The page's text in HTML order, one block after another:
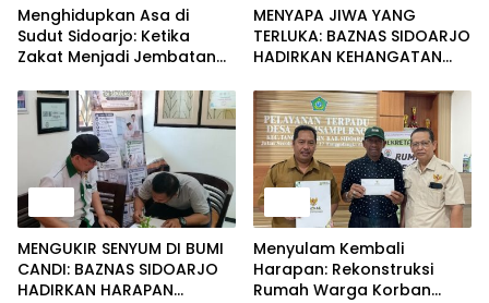
Menghidupkan Asa di
Sudut Sidoarjo: Ketika
Zakat Menjadi Jembatan
Pemulihan Martabat
Kemanusiaan
MENYAPA JIWA YANG
TERLUKA: BAZNAS SIDOARJO
HADIRKAN KEHANGATAN
SD MUHAMMADIYAH 11
RANDEGAN
MENGUKIR SENYUM DI BUMI
CANDI: BAZNAS SIDOARJO
HADIRKAN HARAPAN
Menyulam Kembali
Harapan: Rekonstruksi
Rumah Warga Korban